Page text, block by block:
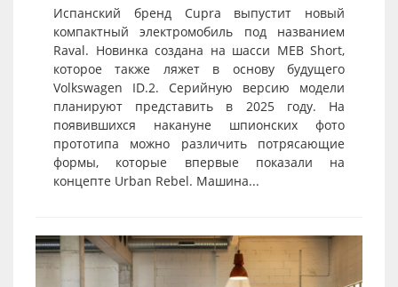
Испанский бренд Cupra выпустит новый
компактный электромобиль под названием
Raval. Новинка создана на шасси MEB Short,
которое также ляжет в основу будущего
Volkswagen ID.2. Серийную версию модели
планируют представить в 2025 году. На
появившихся накануне шпионских фото
прототипа можно различить потрясающие
формы, которые впервые показали на
концепте Urban Rebel. Машина...